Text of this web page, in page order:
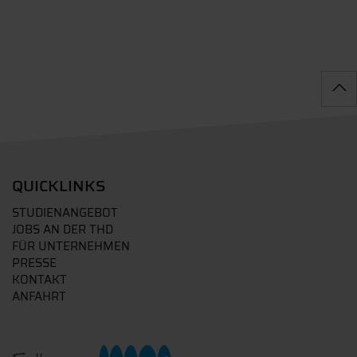
QUICKLINKS
STUDIENANGEBOT
JOBS AN DER THD
FÜR UNTERNEHMEN
PRESSE
KONTAKT
ANFAHRT